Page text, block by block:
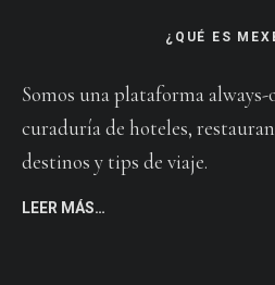
¿QUÉ ES
Somos una plataforma
curaduría de hoteles,
destinos y tips de viaje.
LEER MÁS…